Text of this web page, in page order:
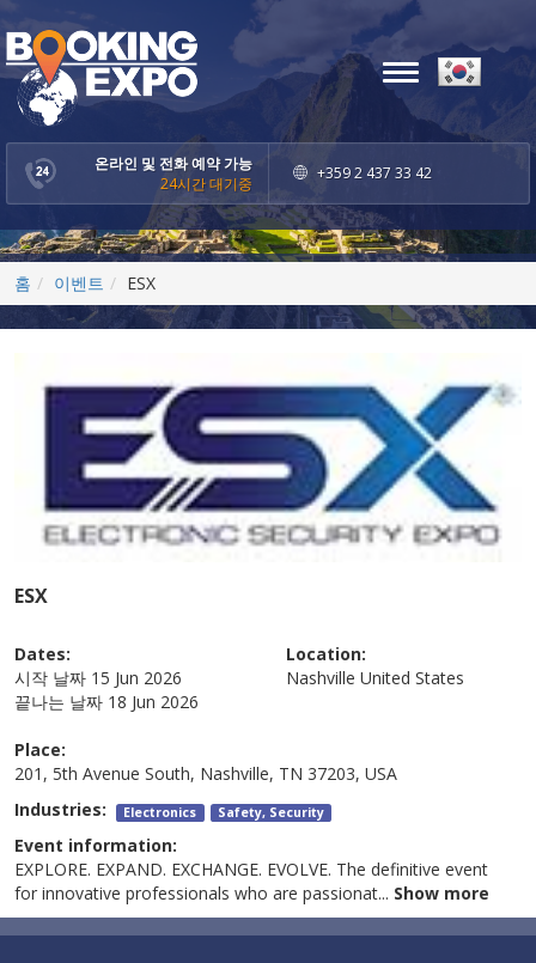
온라인 및 전화 예약 가능
24시간 대기중
+359 2 437 33 42
Toggle
navigation
홈 이벤트 ESX
ESX
Dates:
시작 날짜 15 Jun 2026
끝나는 날짜 18 Jun 2026
Location:
Nashville United States
Place:
201, 5th Avenue South, Nashville, TN 37203, USA
Industries: Electronics Safety, Security
Event information:
EXPLORE. EXPAND. EXCHANGE. EVOLVE. The definitive event
for innovative professionals who are passionat... Show more